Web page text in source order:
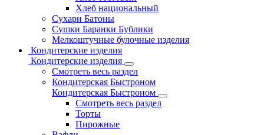
Хлеб национальный
Сухари Батоны
Сушки Баранки Бублики
Мелкоштучные булочные изделия
Кондитерские изделия
Кондитерские изделия
Смотреть весь раздел
Кондитерская Быстроном
Кондитерская Быстроном
Смотреть весь раздел
Торты
Пирожные